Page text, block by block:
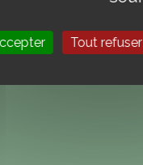
Tout refuser